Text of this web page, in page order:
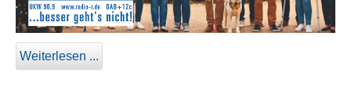
Weiterlesen ...